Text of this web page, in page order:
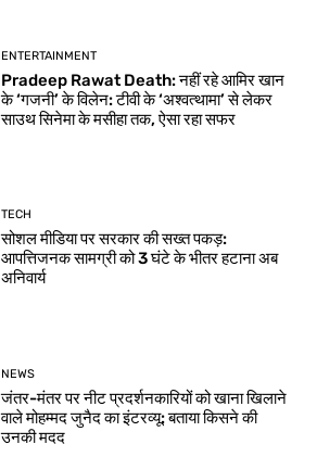
ENTERTAINMENT
Pradeep Rawat Death: नहीं रहे आमिर खान
के ‘गजनी’ के विलेन: टीवी के ‘अश्वत्थामा’ से लेकर
साउथ सिनेमा के मसीहा तक, ऐसा रहा सफर
TECH
सोशल मीडिया पर सरकार की सख्त पकड़:
आपत्तिजनक सामग्री को 3 घंटे के भीतर हटाना अब
अनिवार्य
NEWS
जंतर-मंतर पर नीट प्रदर्शनकारियों को खाना खिलाने
वाले मोहम्मद जुनैद का इंटरव्यू: बताया किसने की
उनकी मदद